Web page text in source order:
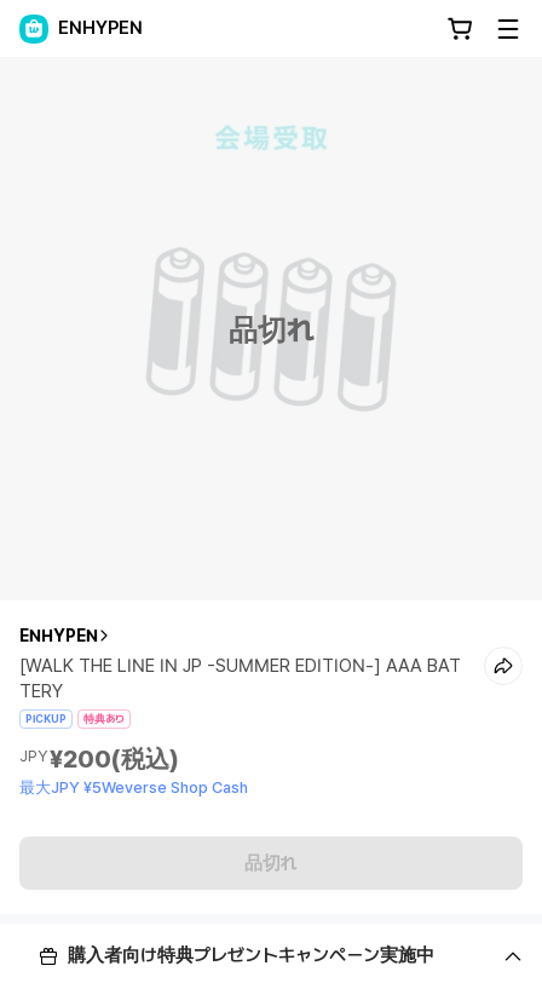
ENHYPEN
品切れ
ENHYPEN
[WALK THE LINE IN JP -SUMMER EDITION-] AAA BAT
TERY
PICKUP 特典あり
JPY¥200(税込)
最大JPY ¥5Weverse Shop Cash
品切れ
購入者向け特典プレゼントキャンペーン実施中